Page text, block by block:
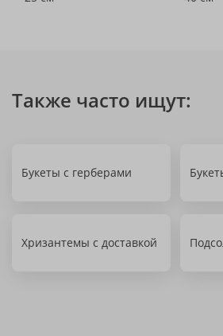
Также часто ищут:
Букеты с герберами
Хризантемы с доставкой